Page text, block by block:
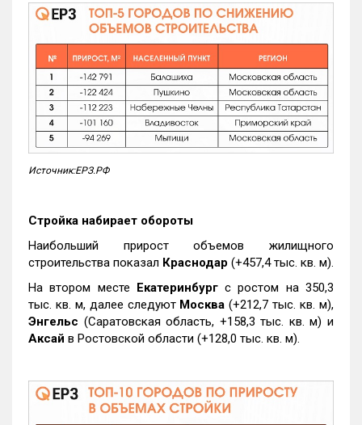
Источник:ЕРЗ.РФ
Стройка набирает обороты
Наибольший прирост объемов жилищного
строительства показал Краснодар (+457,4 тыс. кв. м).
На втором месте Екатеринбургс ростом на 350,3
тыс. кв. м, далее следуют Москва (+212,7 тыс. кв. м),
Энгельс (Саратовская область, +158,3 тыс. кв. м) и
Аксай в Ростовской области (+128,0 тыс. кв. м).